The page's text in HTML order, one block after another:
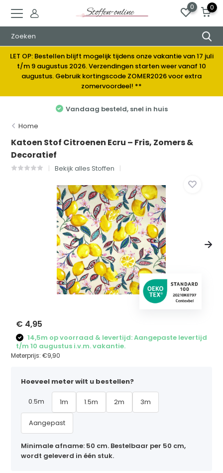
0 0
LET OP: Bestellen blijft mogelijk tijdens onze vakantie van 17 juli
t/m 9 augustus 2026. Verzendingen starten weer vanaf 10
augustus. Gebruik kortingscode ZOMER2026 voor extra
zomervoordeel! **
Vandaag besteld, snel in huis
Home
Katoen Stof Citroenen Ecru – Fris, Zomers &
Decoratief
Bekijk alles Stoffen
€ 4,95
14,5m op voorraad & levertijd: Aangepaste levertijd
t/m 10 augustus i.v.m. vakantie.
Meterprijs:€9,90
Hoeveel meter wilt u bestellen?
0.5m 1m 1.5m 2m 3m
Aangepast
Minimale afname: 50 cm. Bestelbaar per 50 cm,
wordt geleverd in één stuk.